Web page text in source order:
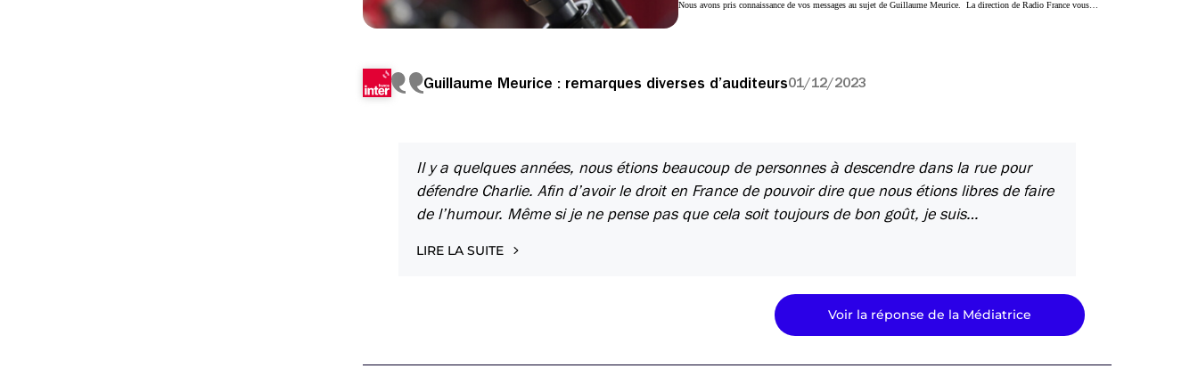
Nous avons pris connaissance de vos messages au sujet de Guillaume Meurice. La direction de Radio France vous…
Guillaume Meurice : remarques diverses d’auditeurs01/12/2023
Il y a quelques années, nous étions beaucoup de personnes à descendre dans la rue pour
défendre Charlie. Afin d’avoir le droit en France de pouvoir dire que nous étions libres de faire
de l’humour. Même si je ne pense pas que cela soit toujours de bon goût, je suis…
LIRE LA SUITE
Voir la réponse de la Médiatrice